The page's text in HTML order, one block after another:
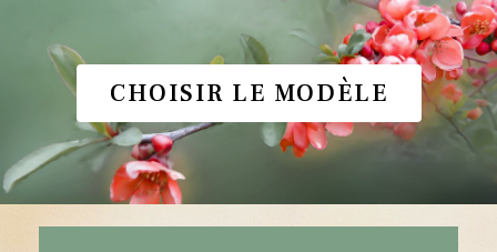
CHOISIR LE MODÈLE